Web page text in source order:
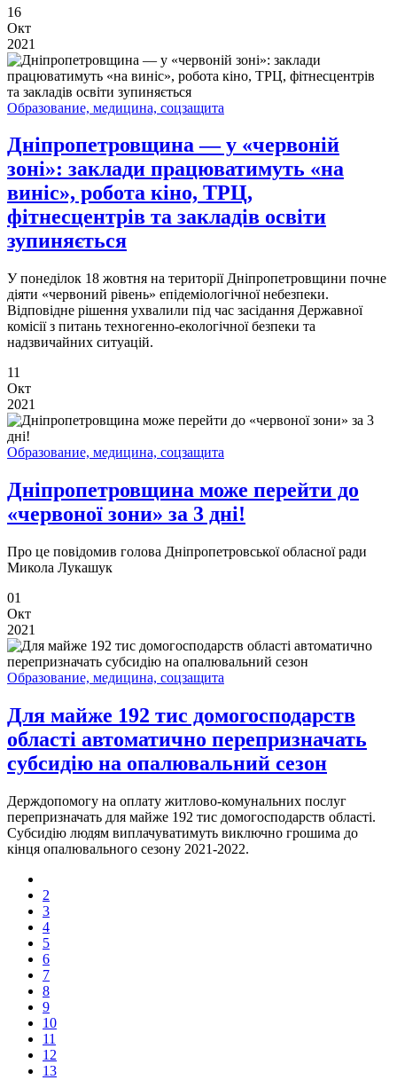
16
Окт
2021
Образование, медицина, соцзащита
Дніпропетровщина — у «червоній
зоні»: заклади працюватимуть «на
виніс», робота кіно, ТРЦ,
фітнесцентрів та закладів освіти
зупиняється
У понеділок 18 жовтня на території Дніпропетровщини почне
діяти «червоний рівень» епідеміологічної небезпеки.
Відповідне рішення ухвалили під час засідання Державної
комісії з питань техногенно-екологічної безпеки та
надзвичайних ситуацій.
11
Окт
2021
Образование, медицина, соцзащита
Дніпропетровщина може перейти до
«червоної зони» за 3 дні!
Про це повідомив голова Дніпропетровської обласної ради
Микола Лукашук
01
Окт
2021
Образование, медицина, соцзащита
Для майже 192 тис домогосподарств
області автоматично перепризначать
субсидію на опалювальний сезон
Держдопомогу на оплату житлово-комунальних послуг
перепризначать для майже 192 тис домогосподарств області.
Субсидію людям виплачуватимуть виключно грошима до
кінця опалювального сезону 2021-2022.
2
3
4
5
6
7
8
9
10
11
12
13